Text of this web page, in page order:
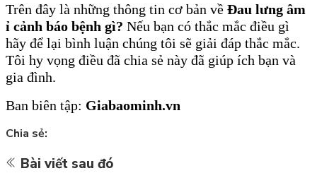
Trên đây là những thông tin cơ bản về Đau lưng âm
ỉ cảnh báo bệnh gì? Nếu bạn có thắc mắc điều gì
hãy để lại bình luận chúng tôi sẽ giải đáp thắc mắc.
Tôi hy vọng điều đã chia sẻ này đã giúp ích bạn và
gia đình.
Ban biên tập: Giabaominh.vn
Chia sẻ:
Bài viết sau đó